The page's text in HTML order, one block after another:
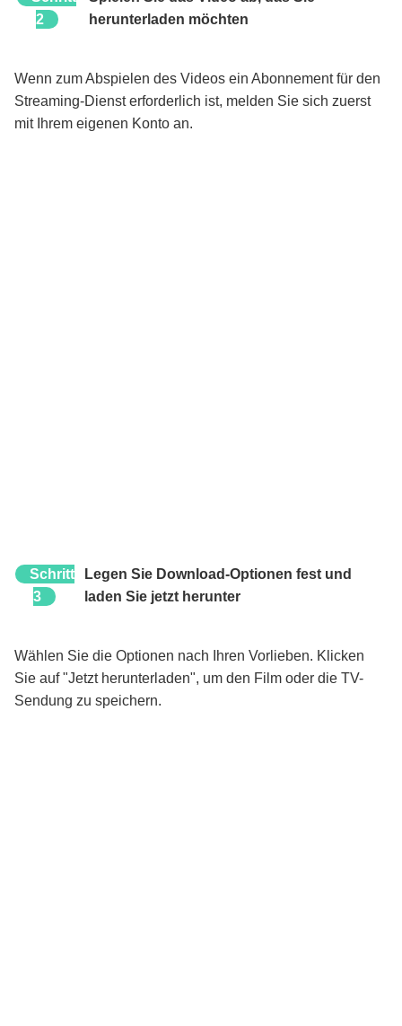
2
herunterladen möchten
Wenn zum Abspielen des Videos ein Abonnement für den
Streaming-Dienst erforderlich ist, melden Sie sich zuerst
mit Ihrem eigenen Konto an.
Schritt
3
Legen Sie Download-Optionen fest und
laden Sie jetzt herunter
Wählen Sie die Optionen nach Ihren Vorlieben. Klicken
Sie auf "Jetzt herunterladen", um den Film oder die TV-
Sendung zu speichern.